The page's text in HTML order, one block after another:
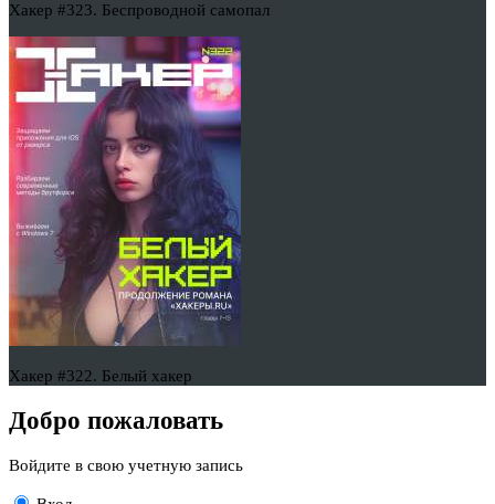
Хакер #323. Беспроводной самопал
Хакер #322. Белый хакер
Добро пожаловать
Войдите в свою учетную запись